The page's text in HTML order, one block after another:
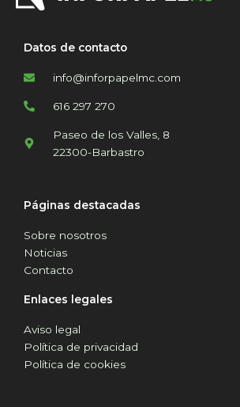
Datos de contacto
info@inforpapelmc.com
616 297 270
Paseo de los Valles, 8
22300-Barbastro
Páginas destacadas
Sobre nosotros
Noticias
Contacto
Enlaces legales
Aviso legal
Política de privacidad
Política de cookies